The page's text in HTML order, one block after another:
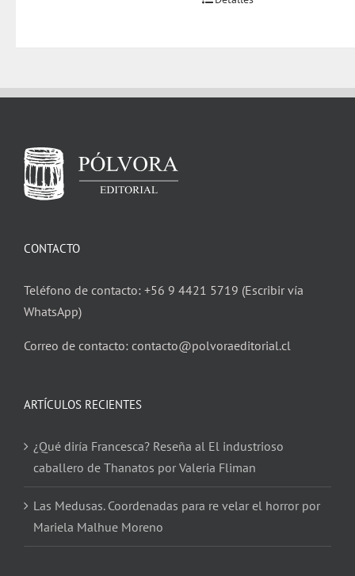
CONTACTO
Teléfono de contacto: +56 9 4421 5719 (Escribir vía
WhatsApp)
Correo de contacto: contacto@polvoraeditorial.cl
ARTÍCULOS RECIENTES
¿Qué diría Francesca? Reseña al El industrioso
caballero de Thanatos por Valeria Fliman
Las Medusas. Coordenadas para re velar el horror por
Mariela Malhue Moreno